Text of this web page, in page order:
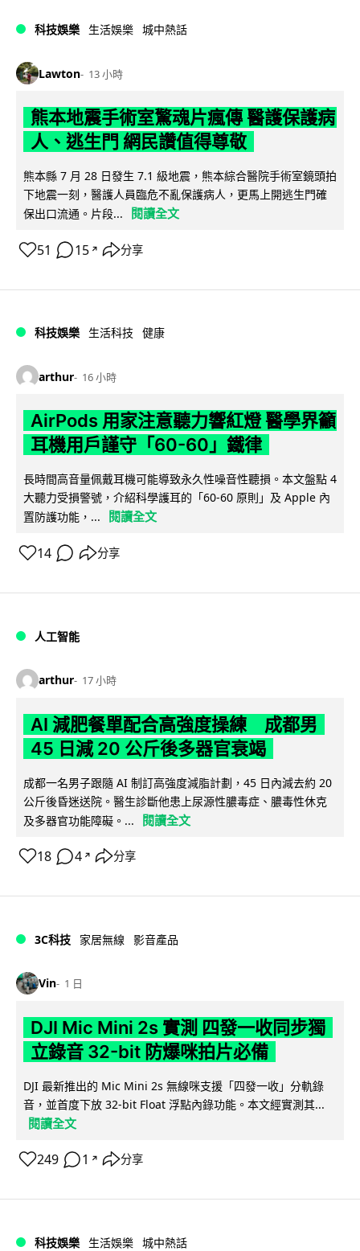
科技娛樂 生活娛樂 城中熱話
Lawton 13 小時
熊本地震手術室驚魂片瘋傳 醫護保護病
人、逃生門 網民讚值得尊敬
熊本縣 7 月 28 日發生 7.1 級地震，熊本綜合醫院手術室鏡頭拍
下地震一刻，醫護人員臨危不亂保護病人，更馬上開逃生門確
保出口流通。片段...
閱讀全文
51 15 ↗ 分享
科技娛樂 生活科技 健康
arthur 16 小時
AirPods 用家注意聽力響紅燈 醫學界籲
耳機用戶謹守「60-60」鐵律
長時間高音量佩戴耳機可能導致永久性噪音性聽損。本文盤點 4
大聽力受損警號，介紹科學護耳的「60-60 原則」及 Apple 內
置防護功能，...
閱讀全文
14 分享
人工智能
arthur 17 小時
AI 減肥餐單配合高強度操練 成都男
45 日減 20 公斤後多器官衰竭
成都一名男子跟隨 AI 制訂高強度減脂計劃，45 日內減去約 20
公斤後昏迷送院。醫生診斷他患上尿源性膿毒症、膿毒性休克
及多器官功能障礙。...
閱讀全文
18 4 ↗ 分享
3C科技 家居無線 影音產品
Vin 1 日
DJI Mic Mini 2s 實測 四發一收同步獨
立錄音 32-bit 防爆咪拍片必備
DJI 最新推出的 Mic Mini 2s 無線咪支援「四發一收」分軌錄
音，並首度下放 32-bit Float 浮點內錄功能。本文經實測其...
閱讀全文
249 1 ↗ 分享
科技娛樂 生活娛樂 城中熱話